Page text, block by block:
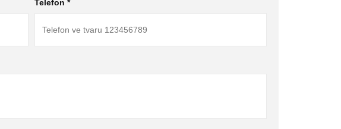
Telefon *